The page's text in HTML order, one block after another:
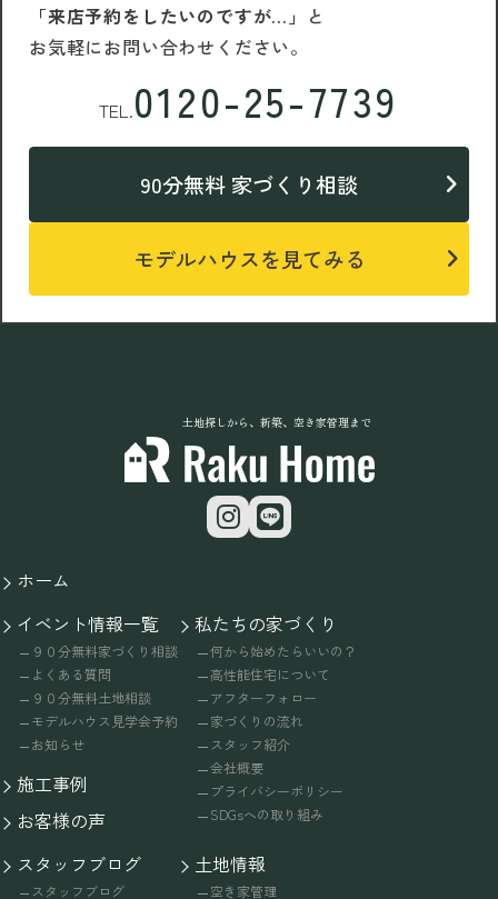
「来店予約をしたいのですが…」 と
お気軽にお問い合わせください。
TEL.0120-25-7739
90分無料 家づくり相談
モデルハウスを見てみる
土地探しから、新築、空き家管理まで
ホーム
イベント情報一覧
９０分無料家づくり相談
よくある質問
９０分無料土地相談
モデルハウス見学会予約
お知らせ
施工事例
お客様の声
私たちの家づくり
何から始めたらいいの？
高性能住宅について
アフターフォロー
家づくりの流れ
スタッフ紹介
会社概要
プライバシーポリシー
SDGsへの取り組み
スタッフブログ
スタッフブログ
土地情報
空き家管理